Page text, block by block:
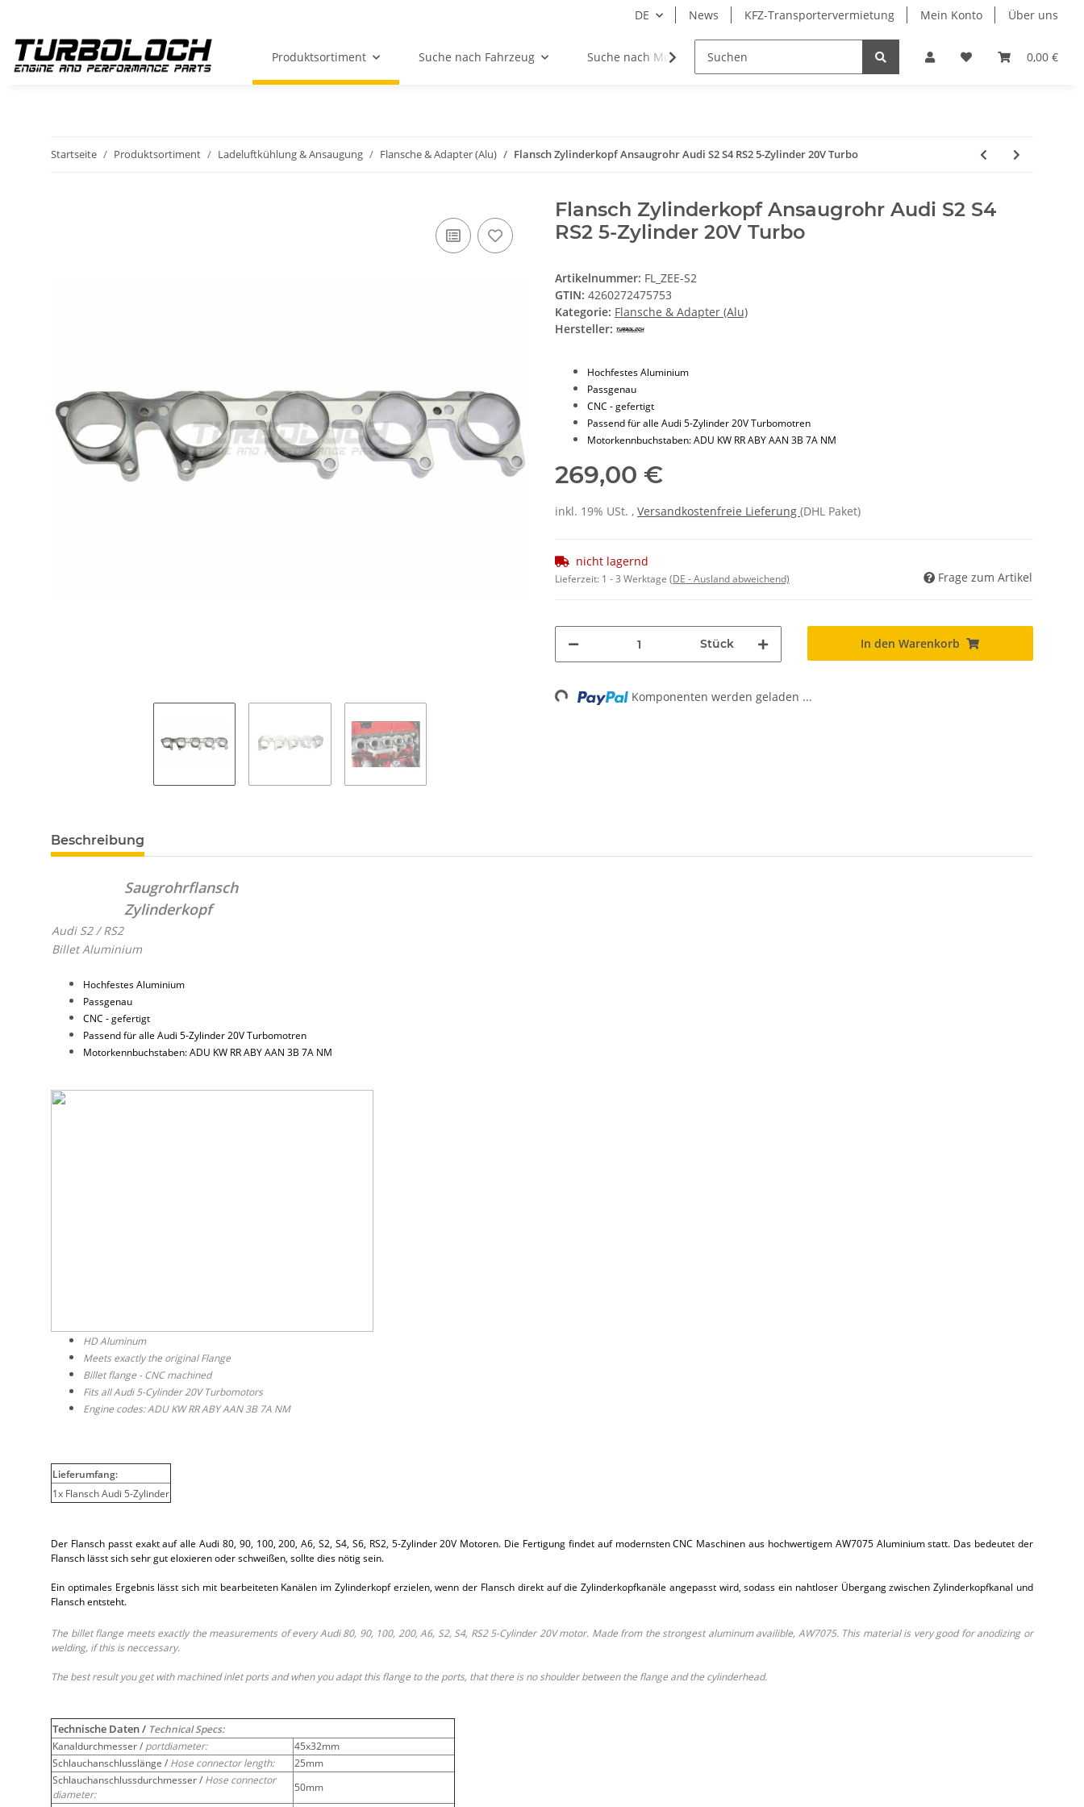
DE News KFZ-Transportervermietung Mein Konto Über uns
0,00 €
Produktsortiment Suche nach Fahrzeug Suche nach Motor Sonderangebote Merchandising
Startseite Produktsortiment Ladeluftkühlung & Ansaugung Flansche & Adapter (Alu) Flansch Zylinderkopf Ansaugrohr Audi S2 S4 RS2 5-Zylinder 20V Turbo
Flansch Zylinderkopf Ansaugrohr Audi S2 S4
RS2 5-Zylinder 20V Turbo
Artikelnummer: FL_ZEE-S2
GTIN: 4260272475753
Kategorie: Flansche & Adapter (Alu)
Hersteller:
Hochfestes Aluminium
Passgenau
CNC - gefertigt
Passend für alle Audi 5-Zylinder 20V Turbomotren
Motorkennbuchstaben: ADU KW RR ABY AAN 3B 7A NM
269,00 €
inkl. 19% USt. , Versandkostenfreie Lieferung (DHL Paket)
nicht lagernd
Lieferzeit: 1 - 3 Werktage (DE - Ausland abweichend) Frage zum Artikel
Stück In den Warenkorb
Loading... Komponenten werden geladen ...
Beschreibung
Saugrohrflansch
Zylinderkopf
Audi S2 / RS2
Billet Aluminium
Hochfestes Aluminium
Passgenau
CNC - gefertigt
Passend für alle Audi 5-Zylinder 20V Turbomotren
Motorkennbuchstaben: ADU KW RR ABY AAN 3B 7A NM
HD Aluminum
Meets exactly the original Flange
Billet flange - CNC machined
Fits all Audi 5-Cylinder 20V Turbomotors
Engine codes: ADU KW RR ABY AAN 3B 7A NM
Lieferumfang:
1x Flansch Audi 5-Zylinder
Der Flansch passt exakt auf alle Audi 80, 90, 100, 200, A6, S2, S4, S6, RS2, 5-Zylinder 20V Motoren. Die Fertigung findet auf modernsten CNC Maschinen aus hochwertigem AW7075 Aluminium statt. Das bedeutet der
Flansch lässt sich sehr gut eloxieren oder schweißen, sollte dies nötig sein.
Ein optimales Ergebnis lässt sich mit bearbeiteten Kanälen im Zylinderkopf erzielen, wenn der Flansch direkt auf die Zylinderkopfkanäle angepasst wird, sodass ein nahtloser Übergang zwischen Zylinderkopfkanal und
Flansch entsteht.
The billet flange meets exactly the measurements of every Audi 80, 90, 100, 200, A6, S2, S4, RS2 5-Cylinder 20V motor. Made from the strongest aluminum availible, AW7075. This material is very good for anodizing or
welding, if this is neccessary.
The best result you get with machined inlet ports and when you adapt this flange to the ports, that there is no shoulder between the flange and the cylinderhead.
Technische Daten / Technical Specs:
Kanaldurchmesser / portdiameter:
45x32mm
Schlauchanschlusslänge / Hose connector length:
25mm
Schlauchanschlussdurchmesser / Hose connector
diameter:
50mm